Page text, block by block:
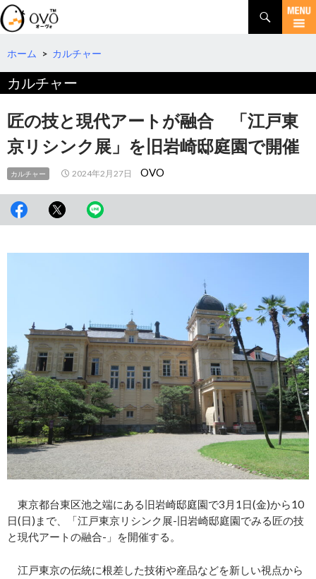
検
索
コ
テ
ツ
へ
移
動
ホーム > カルチャー
カルチャー
匠の技と現代アートが融合 「江戸東
京リシンク展」を旧岩崎邸庭園で開催
カルチャー 2024年2月27日 OVO
東京都台東区池之端にある旧岩崎邸庭園で3月1日(金)から10
日(日)まで、「江戸東京リシンク展-旧岩崎邸庭園でみる匠の技
と現代アートの融合-」を開催する。
江戸東京の伝統に根差した技術や産品などを新しい視点から